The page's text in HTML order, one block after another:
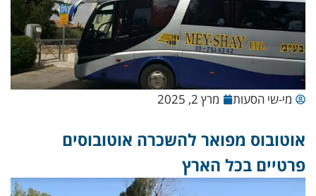
מי-שי הסעות מרץ 2, 2025
אוטובוס מפואר להשכרה אוטובוסים
פרטיים בכל הארץ